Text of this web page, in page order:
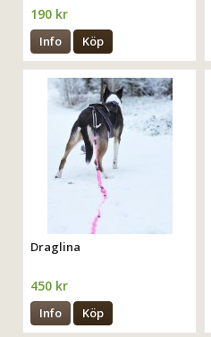
190 kr
Info Köp
Draglina
450 kr
Info Köp